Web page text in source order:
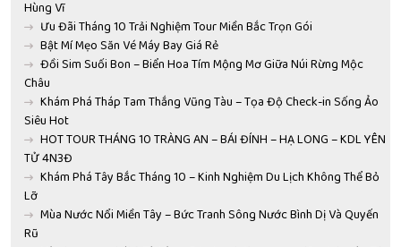
Hùng Vĩ
Ưu Đãi Tháng 10 Trải Nghiệm Tour Miền Bắc Trọn Gói
Bật Mí Mẹo Săn Vé Máy Bay Giá Rẻ
Đồi Sim Suối Bon – Biển Hoa Tím Mộng Mơ Giữa Núi Rừng Mộc
Châu
Khám Phá Tháp Tam Thắng Vũng Tàu – Tọa Độ Check-in Sống Ảo
Siêu Hot
HOT TOUR THÁNG 10 TRÀNG AN – BÁI ĐÍNH – HẠ LONG – KDL YÊN
TỬ 4N3Đ
Khám Phá Tây Bắc Tháng 10 – Kinh Nghiệm Du Lịch Không Thể Bỏ
Lỡ
Mùa Nước Nổi Miền Tây – Bức Tranh Sông Nước Bình Dị Và Quyến
Rũ